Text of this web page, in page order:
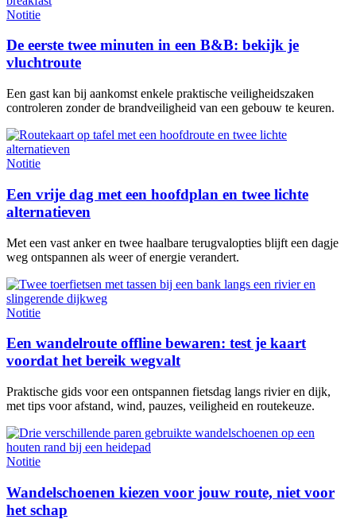
Notitie
De eerste twee minuten in een B&B: bekijk je
vluchtroute
Een gast kan bij aankomst enkele praktische veiligheidszaken
controleren zonder de brandveiligheid van een gebouw te keuren.
Notitie
Een vrije dag met een hoofdplan en twee lichte
alternatieven
Met een vast anker en twee haalbare terugvalopties blijft een dagje
weg ontspannen als weer of energie verandert.
Notitie
Een wandelroute offline bewaren: test je kaart
voordat het bereik wegvalt
Praktische gids voor een ontspannen fietsdag langs rivier en dijk,
met tips voor afstand, wind, pauzes, veiligheid en routekeuze.
Notitie
Wandelschoenen kiezen voor jouw route, niet voor
het schap